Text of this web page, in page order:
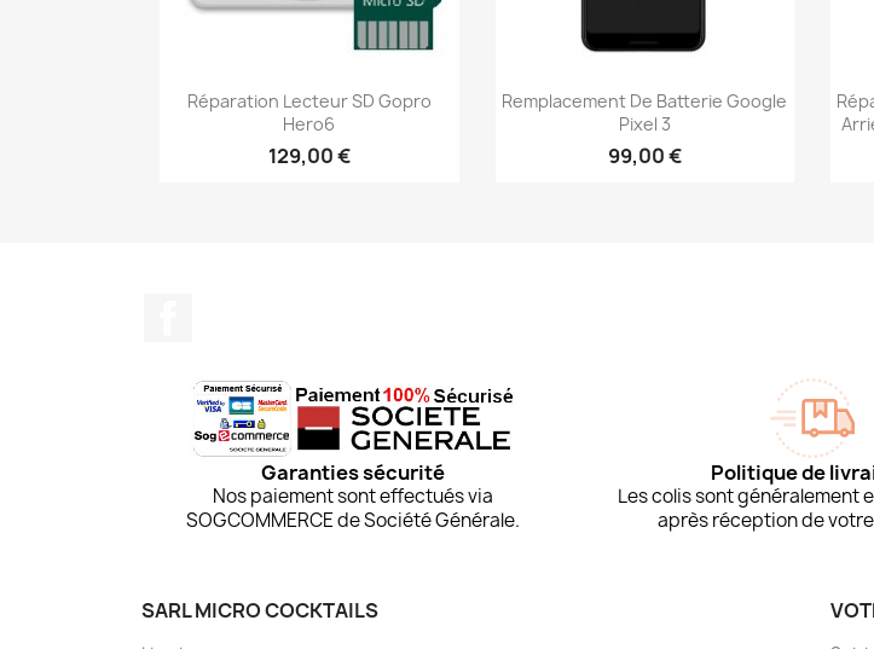
Aperçu rapide
Réparation Lecteur SD Gopro
Hero6
129,00 €
Aperçu rapide
Remplacement De Batterie Google
Pixel 3
99,00 €
Garanties sécurité
Nos paiement sont effectués via
SOGCOMMERCE de Société Générale.
Politique de
Les colis sont généralement
après réception de
SARL MICRO COCKTAILS